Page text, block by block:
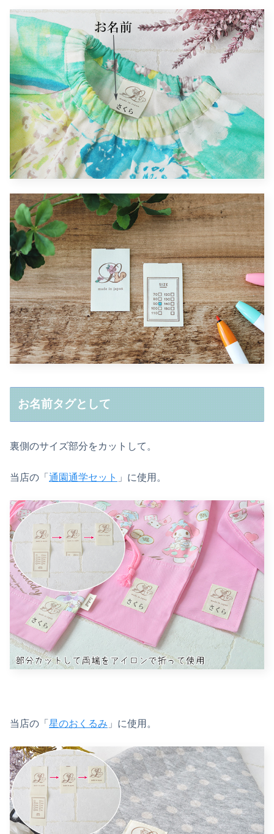
お名前タグとして
裏側のサイズ部分をカットして。
当店の「 通園通学セット 」に使用。
当店の「 星のおくるみ 」に使用。